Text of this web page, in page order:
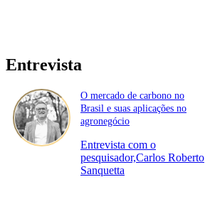
Entrevista
O mercado de carbono no
Brasil e suas aplicações no
agronegócio
Entrevista com o
pesquisador,Carlos Roberto
Sanquetta